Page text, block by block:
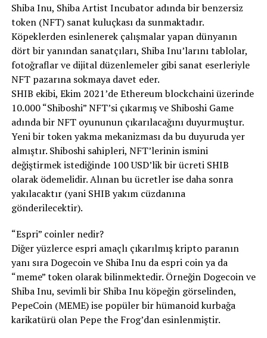
Shiba Inu, Shiba Artist Incubator adında bir benzersiz
token (NFT) sanat kuluçkası da sunmaktadır.
Köpeklerden esinlenerek çalışmalar yapan dünyanın
dört bir yanından sanatçıları, Shiba Inu’larını tablolar,
fotoğraflar ve dijital düzenlemeler gibi sanat eserleriyle
NFT pazarına sokmaya davet eder.
SHIB ekibi, Ekim 2021’de Ethereum blockchaini üzerinde
10.000 “Shiboshi” NFT’si çıkarmış ve Shiboshi Game
adında bir NFT oyununun çıkarılacağını duyurmuştur.
Yeni bir token yakma mekanizması da bu duyuruda yer
almıştır. Shiboshi sahipleri, NFT’lerinin ismini
değiştirmek istediğinde 100 USD’lik bir ücreti SHIB
olarak ödemelidir. Alınan bu ücretler ise daha sonra
yakılacaktır (yani SHIB yakım cüzdanına
gönderilecektir).
“Espri” coinler nedir?
Diğer yüzlerce espri amaçlı çıkarılmış kripto paranın
yanı sıra Dogecoin ve Shiba Inu da espri coin ya da
“meme” token olarak bilinmektedir. Örneğin Dogecoin ve
Shiba Inu, sevimli bir Shiba Inu köpeğin görselinden,
PepeCoin (MEME) ise popüler bir hümanoid kurbağa
karikatürü olan Pepe the Frog’dan esinlenmiştir.